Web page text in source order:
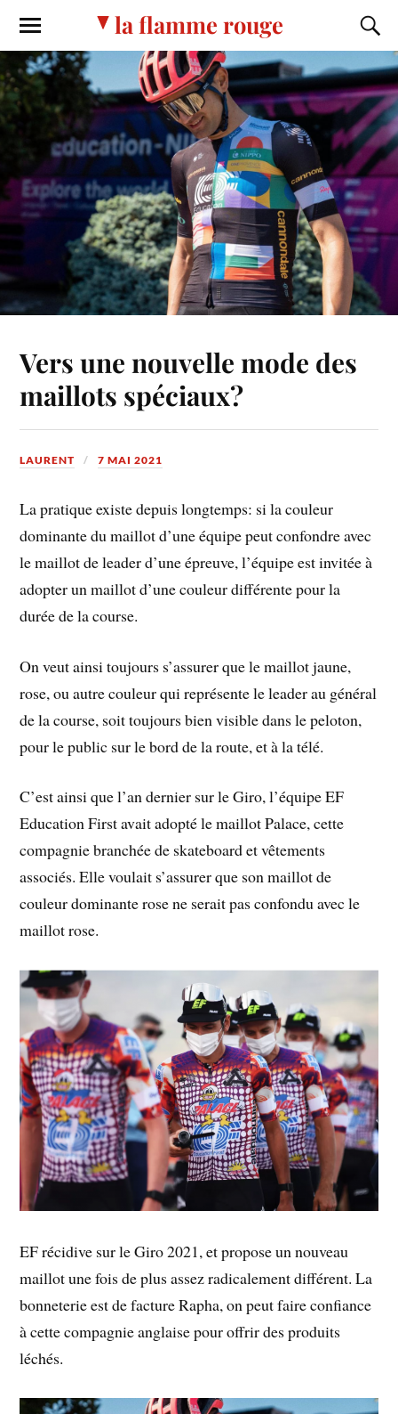
la flamme rouge
Vers une nouvelle mode des
maillots spéciaux?
LAURENT 7 MAI 2021
La pratique existe depuis longtemps: si la couleur
dominante du maillot d’une équipe peut confondre avec
le maillot de leader d’une épreuve, l’équipe est invitée à
adopter un maillot d’une couleur différente pour la
durée de la course.
On veut ainsi toujours s’assurer que le maillot jaune,
rose, ou autre couleur qui représente le leader au général
de la course, soit toujours bien visible dans le peloton,
pour le public sur le bord de la route, et à la télé.
C’est ainsi que l’an dernier sur le Giro, l’équipe EF
Education First avait adopté le maillot Palace, cette
compagnie branchée de skateboard et vêtements
associés. Elle voulait s’assurer que son maillot de
couleur dominante rose ne serait pas confondu avec le
maillot rose.
EF récidive sur le Giro 2021, et propose un nouveau
maillot une fois de plus assez radicalement différent. La
bonneterie est de facture Rapha, on peut faire confiance
à cette compagnie anglaise pour offrir des produits
léchés.